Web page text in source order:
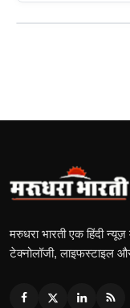
मरुधरा भारती एक हिंदी
टेक्नोलॉजी, लाइफस्टाइल